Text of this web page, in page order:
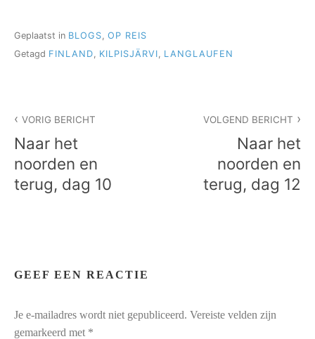
Geplaatst in BLOGS OP REIS
Getagd FINLAND, KILPISJÄRVI, LANGLAUFEN
navigatie
VORIG BERICHT
Naar het
noorden en
terug, dag 10
VOLGEND BERICHT
Naar het
noorden en
terug, dag 12
GEEF EEN REACTIE
Je e-mailadres wordt niet gepubliceerd. Vereiste velden zijn
gemarkeerd met *